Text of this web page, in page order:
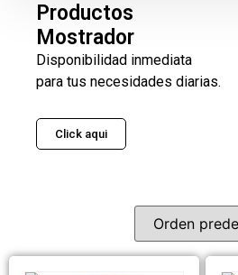
Productos
Mostrador
Disponibilidad inmediata
para tus necesidades diarias.
Click aqui